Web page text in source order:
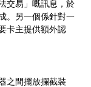
交易」嘅訊息，於
。另一個係針對一
卡主提供額外認
之間擺放攔截裝